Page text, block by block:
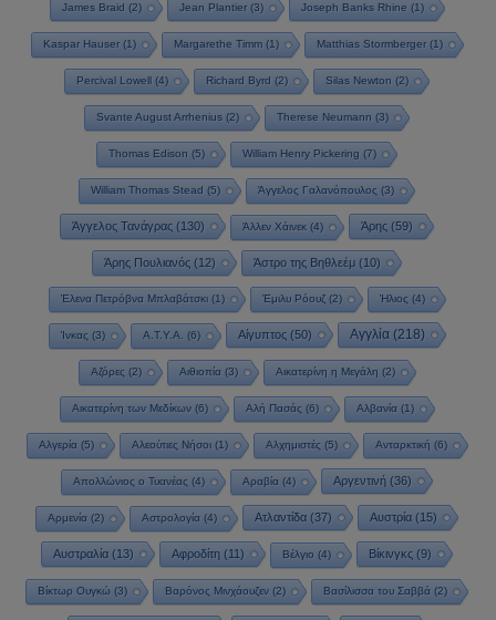
James Braid (2) Jean Plantier(3) Joseph Banks Rhine (1)
Kaspar Hauser(1) Margarethe Timm(1) Matthias Stormberger(1)
Percival Lowell (4) Richard Byrd (2) Silas Newton (2)
Svante August Arrhenius (2) Therese Neumann (3)
Thomas Edison (5) William Henry Pickering (7)
William Thomas Stead (5) Άγγελος Γαλανόπουλος (3)
Άγγελος Τανάγρας (130) Άλλεν Χάινεκ (4) Άρης (59)
Άρης Πουλιανός (12) Άστρο της Βηθλεέμ (10)
Έλενα Πετρόβνα Μπλαβάτσκι(1) Έμιλυ Ρόουζ(2) Ήλιος (4)
Ίνκας (3) Α.Τ.Υ.Α. (6) Αίγυπτος(50) Αγγλία(218)
Αζόρες (2) Αιθιοπία(3) Αικατερίνη η Μεγάλη (2)
Αικατερίνη των Μεδίκων(6) Αλή Πασάς (6) Αλβανία(1)
Αλγερία(5) Αλεούτιες Νήσοι(1) Αλχημιστές (5) Ανταρκτική (6)
Απολλώνιος ο Τυανέας (4) Αραβία (4) Αργεντινή (36)
Αρμενία (2) Αστρολογία (4) Ατλαντίδα (37) Αυστρία (15)
Αυστραλία (13) Αφροδίτη (11) Βέλγιο (4) Βίκινγκς (9)
Βίκτωρ Ουγκώ (3) Βαρόνος Μινχάουζεν (2) Βασίλισσα του Σαββά (2)